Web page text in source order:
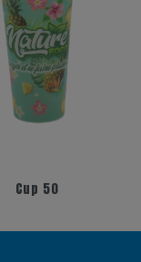
Cup 50